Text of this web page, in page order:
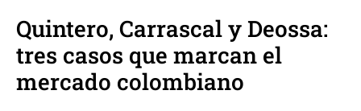
Quintero, Carrascal y Deossa:
tres casos que marcan el
mercado colombiano